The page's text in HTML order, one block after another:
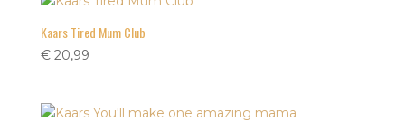
Kaars Tired Mum Club
€20,99